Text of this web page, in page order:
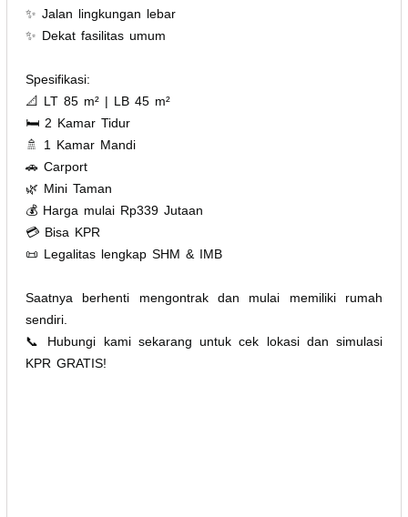
✨ Jalan lingkungan lebar
✨ Dekat fasilitas umum
Spesifikasi:
📐 LT 85 m² | LB 45 m²
🛏 2 Kamar Tidur
🚿 1 Kamar Mandi
🚗 Carport
🌿 Mini Taman
💰 Harga mulai Rp339 Jutaan
💳 Bisa KPR
📜 Legalitas lengkap SHM & IMB
Saatnya berhenti mengontrak dan mulai memiliki rumah
sendiri.
📞 Hubungi kami sekarang untuk cek lokasi dan simulasi
KPR GRATIS!